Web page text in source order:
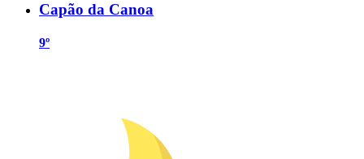
Capão da Canoa
9º